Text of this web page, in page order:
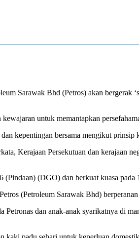
Sarawak Bhd (Petros) akan bergerak
untuk memantapkan
kepentingan bersama mengikut prinsip
Kerajaan Persekutuan dan kerajaan
(Pindaan) (DGO) dan berkuat kuasa pada
(Petroleum Sarawak Bhd)
Petronas dan anak-anak syarikatnya di